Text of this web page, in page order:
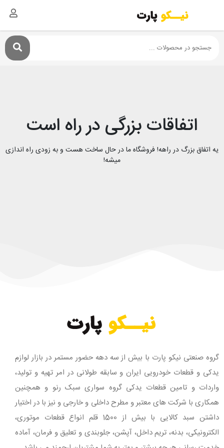
اتفاقات بزرگی در راه است
یه اتفاق بزرگ در راهه! فروشگاه ما در حال ساخت هست و به زودی راه اندازی
میشه!
گروه صنعتی نیکو پارت با بیش از سه دهه حضور مستمر در بازار لوازم
یدکی و قطعات خودرویی ایران و سابقه طولانی در امر تهیه و تولید،
واردات و تامین قطعات یدکی گروه سواری سبک رنو و همچنین
همکاری با شرکت های معتبر و مطرح داخلی و خارجی و نیز با در اختیار
داشتن سبد کالایی با بیش از 1500 قلم انواع قطعات موتوری،
الکترونیکی، بدنه، تریم داخل، آپشن، جلوبندی و تعلیق و فرمان، آماده